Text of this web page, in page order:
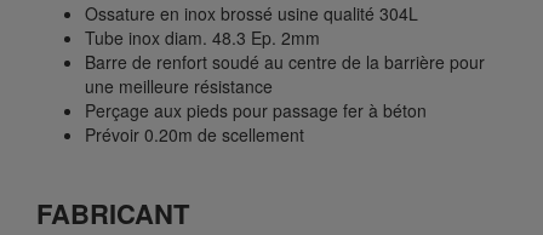
Ossature en inox brossé usine qualité 304L
Tube inox diam. 48.3 Ep. 2mm
Barre de renfort soudé au centre de la barrière pour
une meilleure résistance
Perçage aux pieds pour passage fer à béton
Prévoir 0.20m de scellement
FABRICANT